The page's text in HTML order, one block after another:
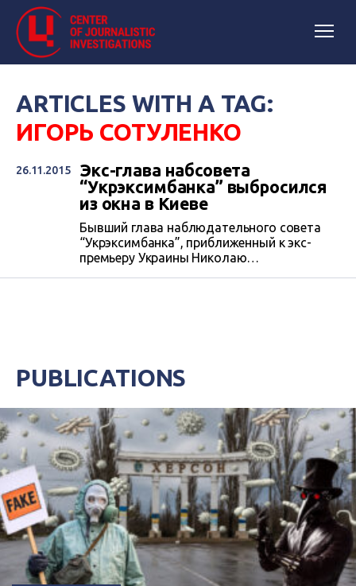
ARTICLES WITH A TAG:
ИГОРЬ СОТУЛЕНКО
26.11.2015
Экс-глава набсовета
“Укрэксимбанка” выбросился
из окна в Киеве
Бывший глава наблюдательного совета
“Укрэксимбанка”, приближенный к экс-
премьеру Украины Николаю
без уточнения имени погибшего
был связан с бизнес-группой экс-премьера
Украины Николая...
PUBLICATIONS